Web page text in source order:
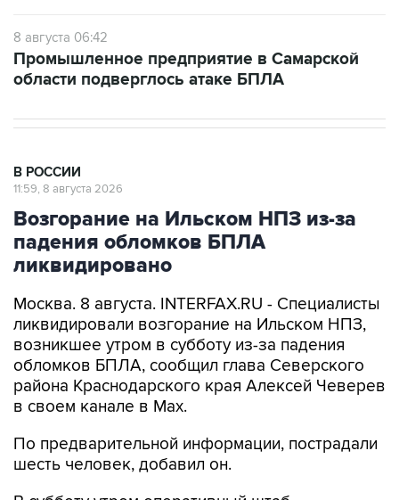
8 августа 06:42
Промышленное предприятие в Самарской
области подверглось атаке БПЛА
В РОССИИ
11:59, 8 августа 2026
Возгорание на Ильском НПЗ из-за
падения обломков БПЛА
ликвидировано
Москва. 8 августа. INTERFAX.RU - Специалисты
ликвидировали возгорание на Ильском НПЗ,
возникшее утром в субботу из-за падения
обломков БПЛА, сообщил глава Северского
района Краснодарского края Алексей Чеверев
в своем канале в Max.
По предварительной информации, пострадали
шесть человек, добавил он.